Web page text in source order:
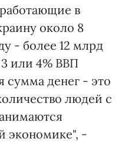
в
около 8
- более 12 млрд
или 4% ВВП
сумма денег - это
людей с
экономике", -